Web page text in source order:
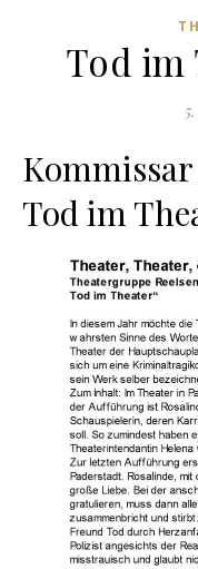
Tod im
Tod im